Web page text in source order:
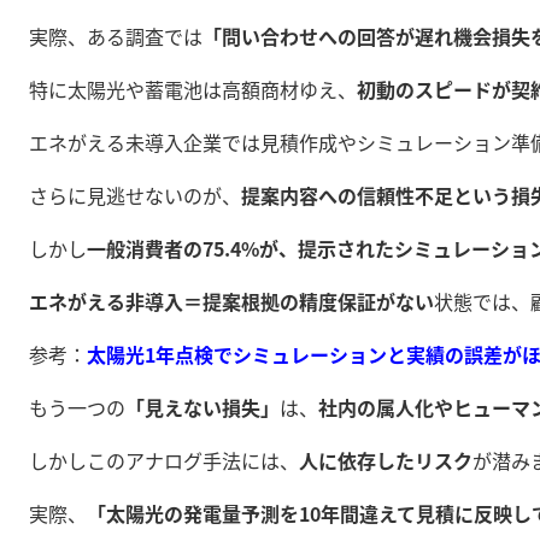
実際、ある調査では 「問い合わせへの回答が遅れ機会損
特に太陽光や蓄電池は高額商材ゆえ、 初動のスピードが契
エネがえる未導入企業では見積作成やシミュレーション準
さらに見逃せないのが、 提案内容への信頼性不足という損
しかし一般消費者の75.4%が、提示されたシミュレーシ
エネがえる非導入＝提案根拠の精度保証がない状態では、
参考： 太陽光1年点検でシミュレーションと実績の誤差が
もう一つの 「見えない損失」 は、 社内の属人化やヒューマ
しかしこのアナログ手法には、 人に依存したリスクが潜み
実際、
「太陽光の発電量予測を10年間違えて見積に反映